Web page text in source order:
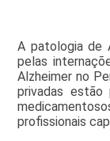
A patologia de
pelas
Alzheimer no
privadas estão
profissionais